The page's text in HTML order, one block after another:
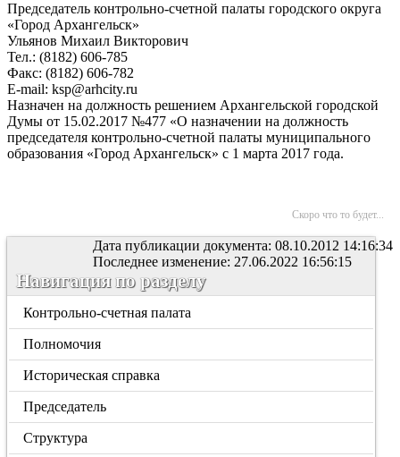
Председатель контрольно-счетной палаты городского округа
«Город Архангельск»
Ульянов Михаил Викторович
Тел.: (8182) 606-785
Факс: (8182) 606-782
E-mail: ksp@arhcity.ru
Назначен на должность решением Архангельской городской
Думы от 15.02.2017 №477 «О назначении на должность
председателя контрольно-счетной палаты муниципального
образования «Город Архангельск» с 1 марта 2017 года.
Скоро что то будет...
Дата публикации документа: 08.10.2012 14:16:34
Последнее изменение: 27.06.2022 16:56:15
Навигация по разделу
Контрольно-счетная палата
Полномочия
Историческая справка
Председатель
Структура